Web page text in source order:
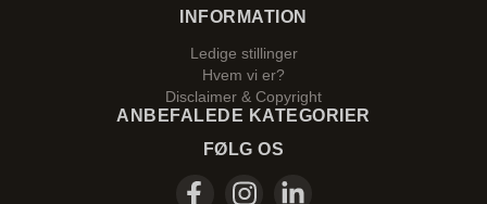
INFORMATION
Ledige stillinger
Hvem vi er?
Disclaimer & Copyright
ANBEFALEDE KATEGORIER
FØLG OS